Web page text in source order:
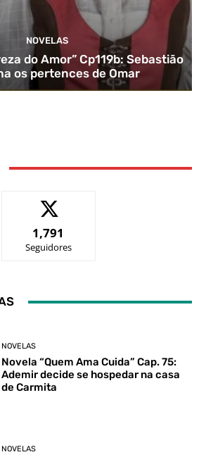
NOVELAS
do Amor” Cp119b: Sebastião
os pertences de Omar
1,791
Seguidores
NOVELAS
Novela “Quem Ama Cuida” Cap. 75:
Ademir decide se hospedar na casa
de Carmita
NOVELAS